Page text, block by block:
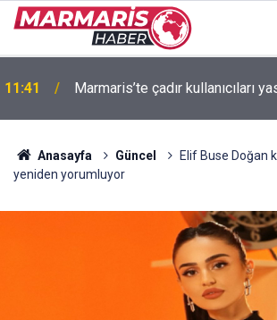
11:41 Marmaris’te çadır kullanıcıları
Anasayfa Güncel
Elif Buse Doğan
yeniden yorumluyor